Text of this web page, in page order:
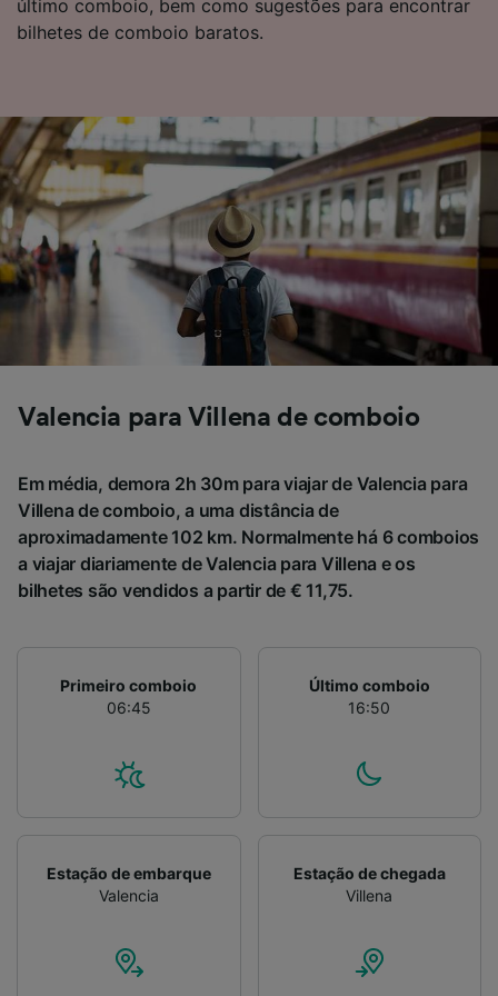
último comboio, bem como sugestões para encontrar
bilhetes de comboio baratos.
Valencia para Villena de comboio
Em média, demora 2h 30m para viajar de Valencia para
Villena de comboio, a uma distância de
aproximadamente 102 km. Normalmente há 6 comboios
a viajar diariamente de Valencia para Villena e os
bilhetes são vendidos a partir de € 11,75.
Primeiro comboio
06:45
Último comboio
16:50
Estação de embarque
Valencia
Estação de chegada
Villena
Usar dados exatos de geolocalização.
Verificar ativamente as características do
medição de publicidade e conteúdo, pesquisa
de público e desenvolvimento de serviços..
Lista de parceiros (fornecedores)